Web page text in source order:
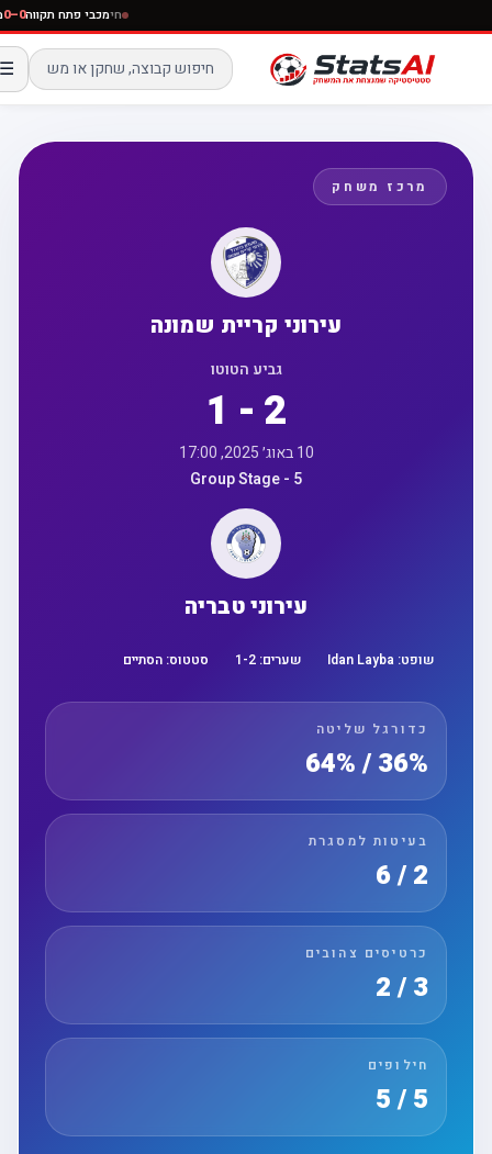
חימכבי פתח תקווה0–0
☰
מרכז משחק
עירוני קריית שמונה
גביע הטוטו
1 - 2
10 באוג׳ 2025, 17:00
Group Stage - 5
עירוני טבריה
שופט:Idan Layba שערים: 1 -2 סטטוס:הסתיים
כדורגל שליטה
36% / 64%
בעיטות למסגרת
כרטיסים צהובים
3 / 2
חילופים